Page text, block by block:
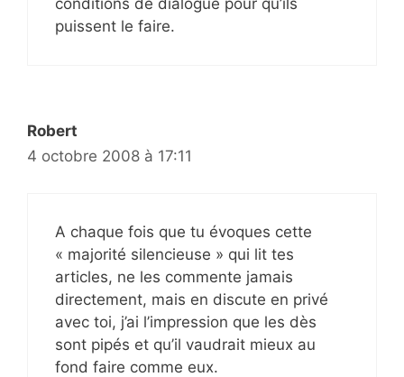
conditions de dialogue pour qu’ils
puissent le faire.
Robert
4 octobre 2008 à 17:11
A chaque fois que tu évoques cette
« majorité silencieuse » qui lit tes
articles, ne les commente jamais
directement, mais en discute en privé
avec toi, j’ai l’impression que les dès
sont pipés et qu’il vaudrait mieux au
fond faire comme eux.